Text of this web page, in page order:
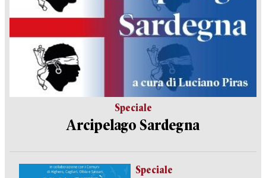
Speciale
Arcipelago Sardegna
Speciale